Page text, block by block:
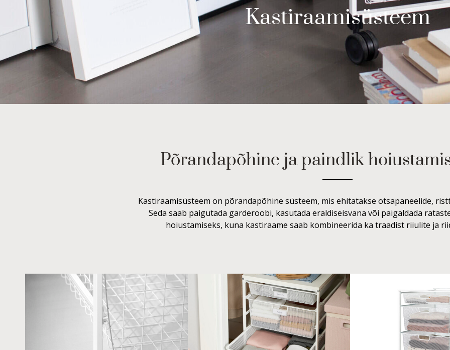
Kastiraamisüsteem
Põrandapõhine ja paindlik
Kastiraamisüsteem on põrandapõhine süsteem, mis ehitatakse otsapaneelide,
Seda saab paigutada garderoobi, kasutada eraldiseisvana või paigaldada
hoiustamiseks, kuna kastiraame saab kombineerida ka traadist riiulite ja